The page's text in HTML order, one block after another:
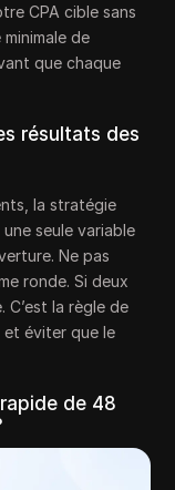
CPA cible sans
de
que chaque
résultats des
la stratégie
seule variable
Ne pas
ronde. Si deux
la règle de
éviter que le
de 48